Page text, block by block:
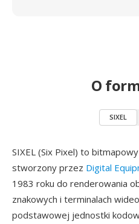
O
SIXEL
SIXEL (Six Pixel) to
stworzony przez Digital
1983 roku do renderowania
znakowych i terminalach
podstawowej jednostki